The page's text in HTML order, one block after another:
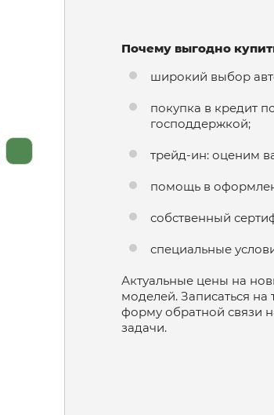
Почему выгодно
широкий выбор
покупка в кредит
господдержкой;
трейд-ин: оценим
помощь в
собственный
специальные
Актуальные цены на
моделей. Записаться
форму обратной связи
задачи.